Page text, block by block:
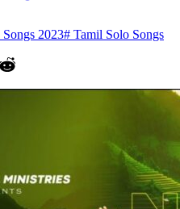
2023# Tamil Solo Songs